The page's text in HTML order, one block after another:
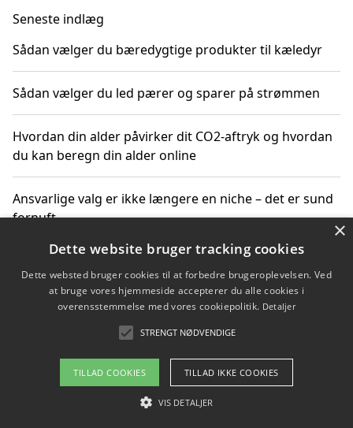
Seneste indlæg
Sådan vælger du bæredygtige produkter til kæledyr
Sådan vælger du led pærer og sparer på strømmen
Hvordan din alder påvirker dit CO2-aftryk og hvordan
du kan beregn din alder online
Ansvarlige valg er ikke længere en niche – det er sund
fornuft
Sådan kan du handle bæredygtigt og bestil med
faktura
Om / kontakt
Blog Betingelser
×
Dette website bruger tracking cookies
Dette websted bruger cookies til at forbedre brugeroplevelsen. Ved
at bruge vores hjemmeside accepterer du alle cookies i
overensstemmelse med vores cookiepolitik. Detaljer
STRENGT NØDVENDIGE
TILLAD COOKIES TILLAD IKKE COOKIES
VIS DETALJER